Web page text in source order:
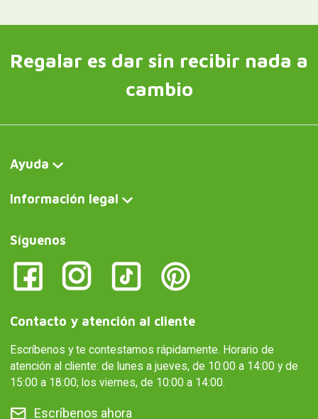
Regalar es dar sin recibir nada a
cambio
Ayuda
Información legal
Síguenos
Contacto y atención al cliente
Escríbenos y te contestamos rápidamente. Horario de
atención al cliente: de lunes a jueves, de 10:00 a 14:00 y de
15:00 a 18:00; los viernes, de 10:00 a 14:00.
Escríbenos ahora